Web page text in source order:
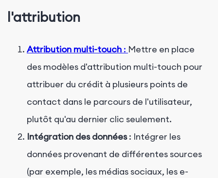
l'attribution
Attribution multi-touch : Mettre en place
des modèles d'attribution multi-touch pour
attribuer du crédit à plusieurs points de
contact dans le parcours de l'utilisateur,
plutôt qu'au dernier clic seulement.
Intégration des données: Intégrer les
données provenant de différentes sources
(par exemple, les médias sociaux, les e-